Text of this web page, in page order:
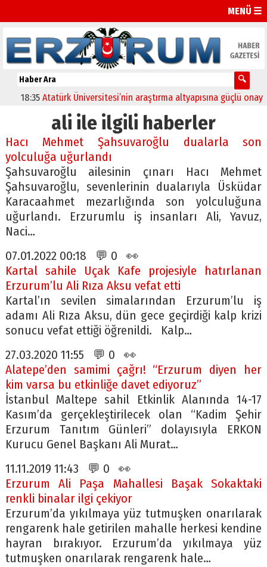
MENÜ ☰
Atatürk Üniversitesi’nin araştırma altyapısına güçlü onay
ali ile ilgili haberler
Hacı Mehmet Şahsuvaroğlu dualarla son
yolculuğa uğurlandı
Şahsuvaroğlu ailesinin çınarı Hacı Mehmet
Şahsuvaroğlu, sevenlerinin dualarıyla Üsküdar
Karacaahmet mezarlığında son yolculuğuna
uğurlandı. Erzurumlu iş insanları Ali, Yavuz,
Naci…
07.01.2022 00:18 💬 0 👀
Kartal sahile Uçak Kafe projesiyle hatırlanan
Erzurum’lu Ali Rıza Aksu vefat etti
Kartal’ın sevilen simalarından Erzurum’lu iş
adamı Ali Rıza Aksu, dün gece geçirdiği kalp krizi
sonucu vefat ettiği öğrenildi. Kalp…
27.03.2020 11:55 💬 0 👀
Alatepe’den samimi çağrı! “Erzurum diyen her
kim varsa bu etkinliğe davet ediyoruz”
İstanbul Maltepe sahil Etkinlik Alanında 14-17
Kasım’da gerçekleştirilecek olan “Kadim Şehir
Erzurum Tanıtım Günleri” dolayısıyla ERKON
Kurucu Genel Başkanı Ali Murat…
11.11.2019 11:43 💬 0 👀
Erzurum Ali Paşa Mahallesi Başak Sokaktaki
renkli binalar ilgi çekiyor
Erzurum’da yıkılmaya yüz tutmuşken onarılarak
rengarenk hale getirilen mahalle herkesi kendine
hayran bırakıyor. Erzurum’da yıkılmaya yüz
tutmuşken onarılarak rengarenk hale…